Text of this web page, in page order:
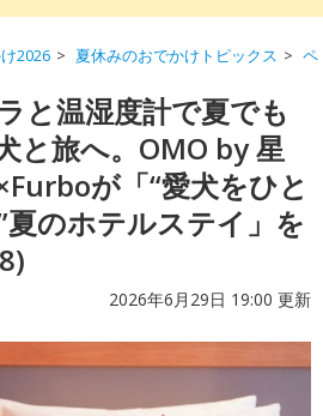
2026 夏休みのおでかけトピックス ペ
と温湿度計で夏でも
と旅へ。OMO by 星
が「“愛犬をひと
夏のホテルステイ」を
2026年6月29日 19:00 更新